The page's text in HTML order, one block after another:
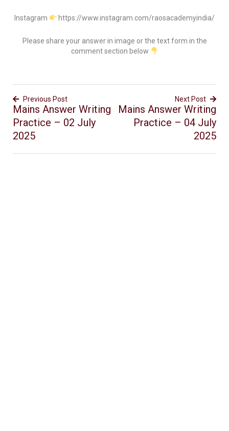
Instagram https://www.instagram.com/raosacademyindia/
Please share your answer in image or the text form in the
comment section below
Previous Post
Mains Answer Writing
Practice – 02 July
2025
Next Post
Mains Answer Writing
Practice – 04 July
2025